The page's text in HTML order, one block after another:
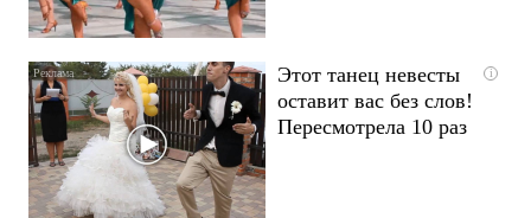
i
Этот танец невесты
оставит вас без слов!
Пересмотрела 10 раз